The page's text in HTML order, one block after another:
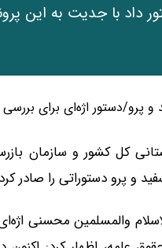
داد با جدیت به این
کل کشور و سازمان
و پرو دستوراتی را صادر
والمسلمین محسنی